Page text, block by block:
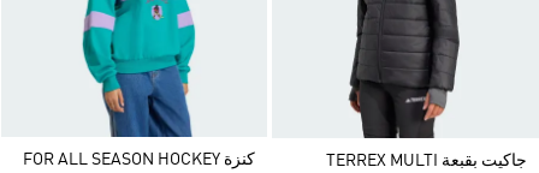
جاكيت بقبعة TERREX MULTI
كنزة FOR ALL SEASON HOCKEY